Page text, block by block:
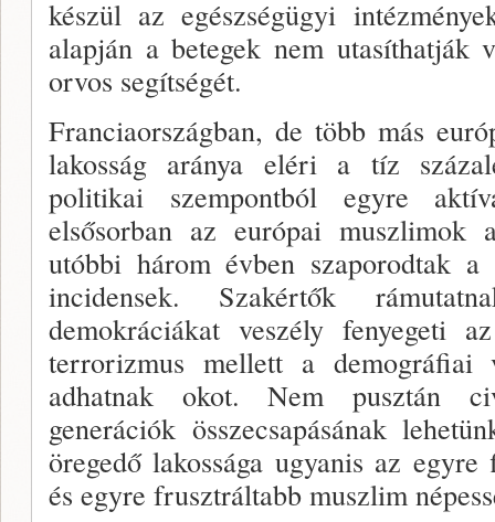
készül az egész­ségügyi
alapján a betegek nem uta­síthatják
orvos segítségét.
Franciaországban, de több más
lakosság aránya eléri a tíz
politikai szempontból egyre
elsősorban az európai
utóbbi három évben szaporodtak a
incidensek. Szakértők
demokráciákat veszély fenyegeti
terrorizmus mellett a demográfiai
adhatnak okot. Nem pusztán
generációk összecsapásának
öregedő lakossága ugyanis az
és egyre frusztráltabb musz­lim